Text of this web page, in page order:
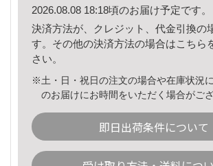
2026.08.08 18:18頃のお届け予定です。
決済方法が、クレジット、代金引換の
す。その他の決済方法の場合はこちら
さい。
※土・日・祝日の注文の場合や在庫状況
のお届けにお時間をいただく場合がござ
即日出荷条件について